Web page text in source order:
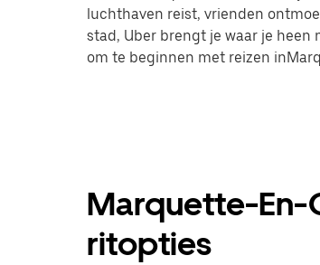
luchthaven reist, vrienden
stad, Uber brengt je waar je heen
om te beginnen met reizen
Marquette-En-
ritopties